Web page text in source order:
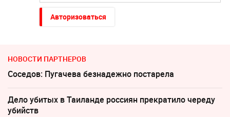
Авторизоваться
НОВОСТИ ПАРТНЕРОВ
Соседов: Пугачева безнадежно постарела
Дело убитых в Таиланде россиян прекратило череду
убийств